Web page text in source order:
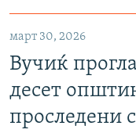
март 30, 2026
Вучиќ
десет
проследени